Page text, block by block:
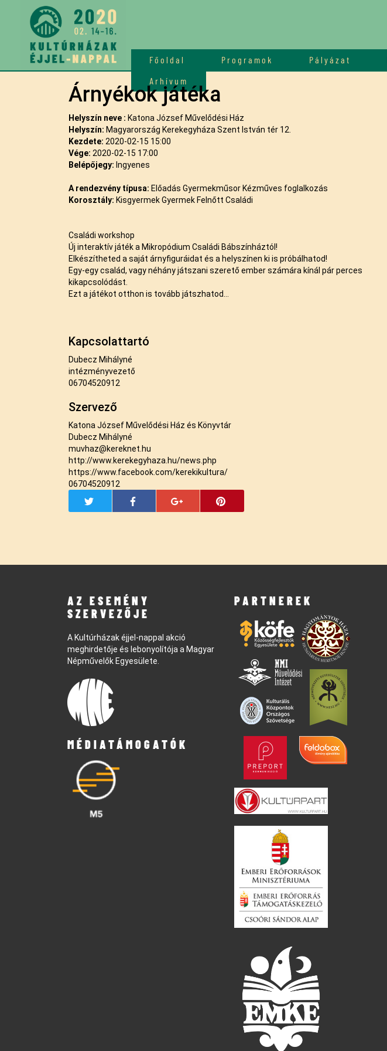
Főoldal Programok Pályázat
Arhívum
Árnyékok játéka
Helyszín neve : Katona József Művelődési Ház
Helyszín: Magyarország Kerekegyháza Szent István tér 12.
Kezdete: 2020-02-15 15:00
Vége: 2020-02-15 17:00
Belépőjegy: Ingyenes
A rendezvény típusa: Előadás Gyermekműsor Kézműves foglalkozás
Korosztály: Kisgyermek Gyermek Felnőtt Családi
Családi workshop
Új interaktív játék a Mikropódium Családi Bábszínháztól!
Elkészítheted a saját árnyfiguráidat és a helyszínen ki is próbálhatod!
Egy-egy család, vagy néhány játszani szerető ember számára kínál pár perces
kikapcsolódást.
Ezt a játékot otthon is tovább játszhatod…
Kapcsolattartó
Dubecz Mihályné
intézményvezető
06704520912
Szervező
Katona József Művelődési Ház és Könyvtár
Dubecz Mihályné
muvhaz@kereknet.hu
http://www.kerekegyhaza.hu/news.php
https://www.facebook.com/kerekikultura/
06704520912
AZ ESEMÉNY
SZERVEZŐJE
A Kultúrházak éjjel-nappal akció
meghirdetője és lebonyolítója a Magyar
Népművelők Egyesülete.
MÉDIATÁMOGATÓK
PARTNEREK